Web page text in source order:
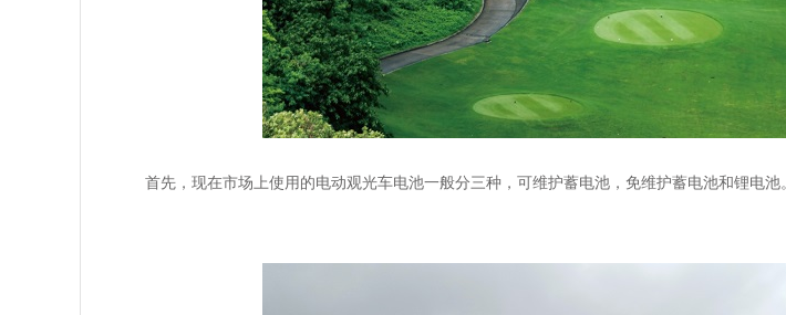
首先，现在市场上使用的电动观光车电池一般分三种，可维护蓄电池，免维护蓄电池和锂电池。